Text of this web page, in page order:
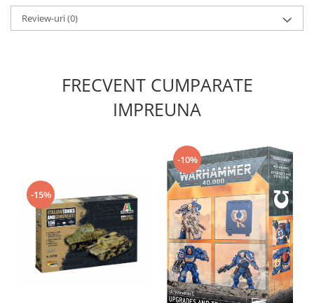
Auxiliare
Real Colors Markers
Playmarkers
Vopsele acrilice & Seturi de vopsele
Décor
Sol Diorama
Materiale pentru sol
Apa Diorama
The Army Painter
Accesorii pictura The Army Painter
Review-uri(0)
FRECVENT CUMPARATE
IMPREUNA
-15%
-10%